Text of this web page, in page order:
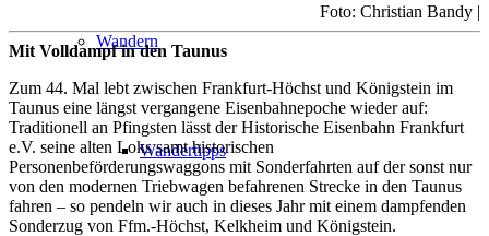
Wandern
Wandertipps
Foto: Christian Bandy |
Mit Volldampf in den Taunus
Zum 44. Mal lebt zwischen Frankfurt-Höchst und Königstein im
Taunus eine längst vergangene Eisenbahnepoche wieder auf:
Traditionell an Pfingsten lässt der Historische Eisenbahn Frankfurt
e.V. seine alten Loks samt historischen
Personenbeförderungswaggons mit Sonderfahrten auf der sonst nur
von den modernen Triebwagen befahrenen Strecke in den Taunus
fahren – so pendeln wir auch in dieses Jahr mit einem dampfenden
Sonderzug von Ffm.-Höchst, Kelkheim und Königstein.